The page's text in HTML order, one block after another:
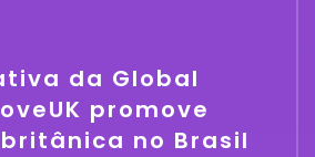
da Global
promove
no Brasil